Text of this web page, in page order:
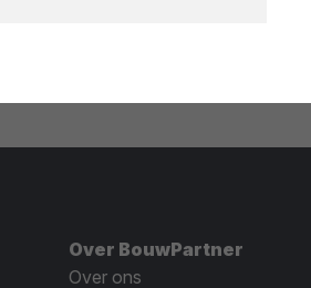
Over BouwPartner
Over ons